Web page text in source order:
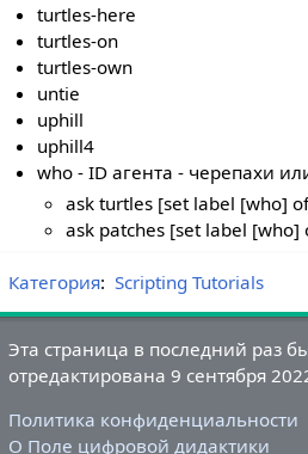
turtles-here
turtles-on
turtles-own
untie
uphill
uphill4
who - ID агента - черепахи
ask turtles [set label [who]
ask patches [set label [who]
Категория: Scripting Tutorials
Эта страница в последний раз
отредактирована 9 сентября
Политика конфиденциальности
О Поле цифровой дидактики